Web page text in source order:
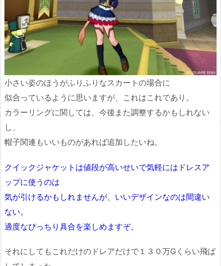
小さい姿のほうがふりふりなスカートの場合に
似合っているように思いますが、これはこれであり。
カラーリングに関しては、今後また調整するかもしれない
し、
帽子関連もいいものがあれば追加したいね。
クイックジャケットは値段が高いせいで気軽にはドレスア
ップに使うのは
気が引けるかもしれませんが、いいデザインなのは間違い
ない。
適度なぴっちり具合を楽しめますぞ。
それにしてもこれだけのドレアだけで１３０万Gくらい飛ば